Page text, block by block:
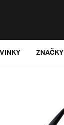
ZNAČKY